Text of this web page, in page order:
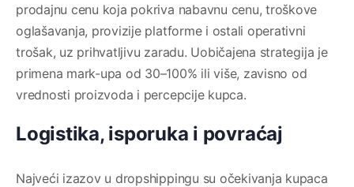
prodajnu cenu koja pokriva nabavnu cenu, troškove
oglašavanja, provizije platforme i ostali operativni
trošak, uz prihvatljivu zaradu. Uobičajena strategija je
primena mark-upa od 30–100% ili više, zavisno od
vrednosti proizvoda i percepcije kupca.
Logistika, isporuka i povraćaj
Najveći izazov u dropshippingu su očekivanja kupaca